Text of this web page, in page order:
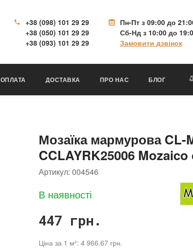
+38 (098) 101 29 29
+38 (050) 101 29 29
+38 (093) 101 29 29
Пн-Пт з 09:00 до
Сб-Нд з 10:00 до
Замовити дзвінок
ОПЛАТА ДОСТАВКА ПРО НАС БЛОГ
Мозаїка мармурова CL-
CCLAYRK25006
Артикул: 004546
В наявності
447 грн.
Ціна за 1 м²: 4 966.67 грн.